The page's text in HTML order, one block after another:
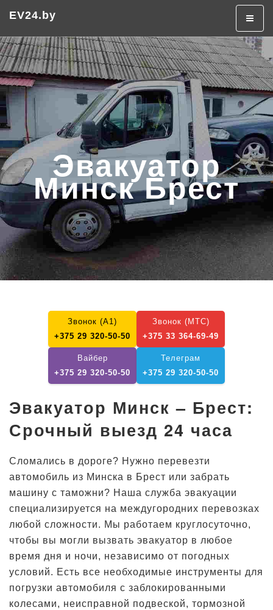
Эвакуатор в Минске
EV24.by
Эвакуатор
Минск Брест
Звонок (А1)
+375 29 320-50-50
Звонок (МТС)
+375 33 364-69-49
Вайбер
+375 29 320-50-50
Телеграм
+375 29 320-50-50
Эвакуатор Минск – Брест:
Срочный выезд 24 часа
Сломались в дороге? Нужно перевезти
автомобиль из Минска в Брест или забрать
машину с таможни? Наша служба эвакуации
специализируется на междугородних перевозках
любой сложности. Мы работаем круглосуточно,
чтобы вы могли вызвать эвакуатор в любое
время дня и ночи, независимо от погодных
условий. Есть все необходимые инструменты для
погрузки автомобиля с заблокированными
колесами, неисправной подвеской, тормозной